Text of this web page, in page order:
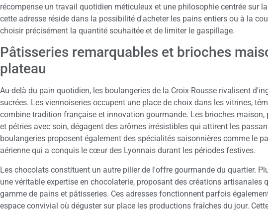
récompense un travail quotidien méticuleux et une philosophie centrée sur
cette adresse réside dans la possibilité d'acheter les pains entiers ou à la
choisir précisément la quantité souhaitée et de limiter le gaspillage.
Pâtisseries remarquables et brioches
plateau
Au-delà du pain quotidien, les boulangeries de la Croix-Rousse rivalisent
sucrées. Les viennoiseries occupent une place de choix dans les vitrines,
combine tradition française et innovation gourmande. Les brioches maison,
et pétries avec soin, dégagent des arômes irrésistibles qui attirent les
boulangeries proposent également des spécialités saisonnières comme le
aérienne qui a conquis le cœur des Lyonnais durant les périodes festives.
Les chocolats constituent un autre pilier de l'offre gourmande du quartier.
une véritable expertise en chocolaterie, proposant des créations artisanales
gamme de pains et pâtisseries. Ces adresses fonctionnent parfois
espace convivial où déguster sur place les productions fraîches du jour.